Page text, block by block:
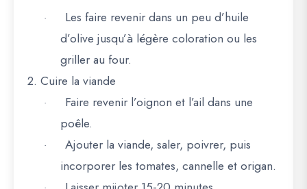
·
Les faire revenir dans un peu d’huile
d’olive jusqu’à légère coloration ou les
griller au four.
2. Cuire la viande
·
Faire revenir l’oignon et l’ail dans une
poêle.
·
Ajouter la viande, saler, poivrer, puis
incorporer les tomates, cannelle et origan.